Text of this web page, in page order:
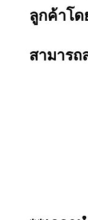
ลูกค้าโด
สามารถ